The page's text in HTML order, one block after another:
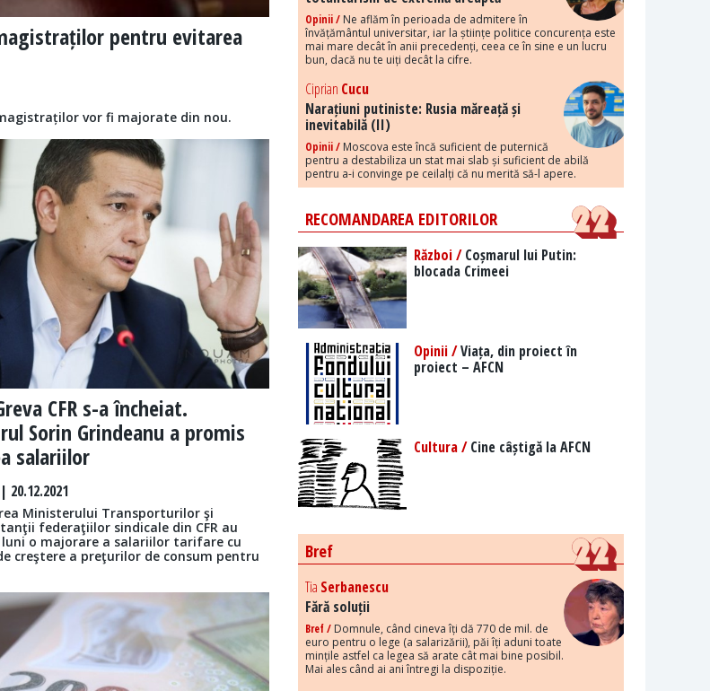
pentru evitarea
vor fi majorate din nou.
CFR s-a încheiat.
Sorin Grindeanu a promis
salariilor
Ministerului Transporturilor şi
federaţiilor sindicale din CFR au
o majorare a salariilor tarifare cu
creştere a preţurilor de consum pentru
Opinii / Ne aflăm în perioada de admitere în
învățământul universitar, iar la științe politice concurența este
mai mare decât în anii precedenți, ceea ce în sine e un lucru
bun, dacă nu te uiți decât la cifre.
Ciprian Cucu
Narațiuni putiniste: Rusia măreață și
inevitabilă (II)
Opinii / Moscova este încă suficient de puternică
pentru a destabiliza un stat mai slab și suficient de abilă
pentru a-i convinge pe ceilalți că nu merită să-l apere.
RECOMANDAREA EDITORILOR
Război /Coșmarul lui Putin:
blocada Crimeei
Opinii /Viața, din proiect în
proiect – AFCN
Cultura /Cine câștigă la AFCN
Bref
Tia Serbanescu
Fără soluții
Bref / Domnule, când cineva îți dă 770 de mil. de
euro pentru o lege (a salarizării), păi îți aduni toate
mințile astfel ca legea să arate cât mai bine posibil.
Mai ales când ai ani întregi la dispoziție.